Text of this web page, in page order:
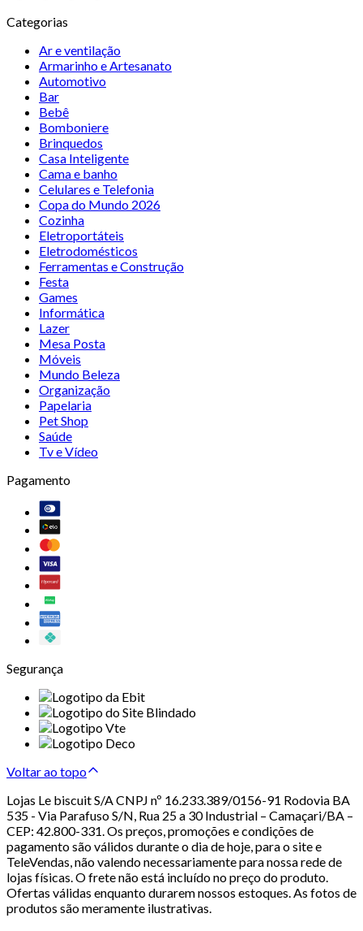
Categorias
Ar e ventilação
Armarinho e Artesanato
Automotivo
Bar
Bebê
Bomboniere
Brinquedos
Casa Inteligente
Cama e banho
Celulares e Telefonia
Copa do Mundo 2026
Cozinha
Eletroportáteis
Eletrodomésticos
Ferramentas e Construção
Festa
Games
Informática
Lazer
Mesa Posta
Móveis
Mundo Beleza
Organização
Papelaria
Pet Shop
Saúde
Tv e Vídeo
Pagamento
Segurança
Voltar ao topo
Lojas Le biscuit S/A CNPJ nº 16.233.389/0156-91 Rodovia BA
535 - Via Parafuso S/N, Rua 25 a 30 Industrial – Camaçari/BA –
CEP: 42.800-331. Os preços, promoções e condições de
pagamento são válidos durante o dia de hoje, para o site e
TeleVendas, não valendo necessariamente para nossa rede de
lojas físicas. O frete não está incluído no preço do produto.
Ofertas válidas enquanto durarem nossos estoques. As fotos de
produtos são meramente ilustrativas.